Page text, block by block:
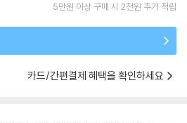
5만원 이상 구매 시 2천원 추가 적립
카드/간편결제 혜택을 확인하세요